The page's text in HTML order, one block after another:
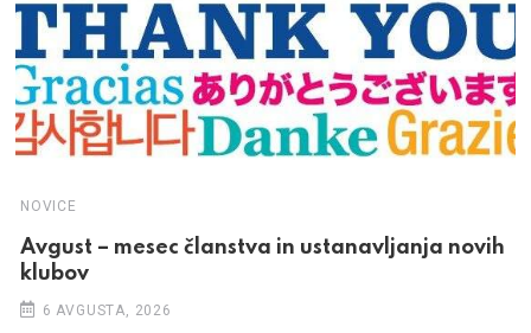
NOVICE
Avgust – mesec članstva in ustanavljanja novih
klubov
6 AVGUSTA, 2026